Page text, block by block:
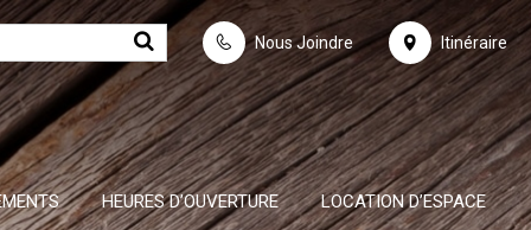
Nous Joindre Itinéraire
HEURES D’OUVERTURE LOCATION D’ESPACE